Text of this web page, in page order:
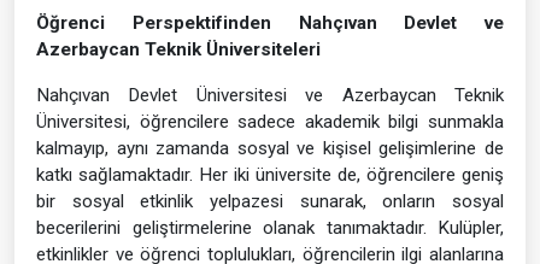
Öğrenci Perspektifinden Nahçıvan Devlet ve
Azerbaycan Teknik Üniversiteleri
Nahçıvan Devlet Üniversitesi ve Azerbaycan Teknik
Üniversitesi, öğrencilere sadece akademik bilgi sunmakla
kalmayıp, aynı zamanda sosyal ve kişisel gelişimlerine de
katkı sağlamaktadır. Her iki üniversite de, öğrencilere geniş
bir sosyal etkinlik yelpazesi sunarak, onların sosyal
becerilerini geliştirmelerine olanak tanımaktadır. Kulüpler,
etkinlikler ve öğrenci toplulukları, öğrencilerin ilgi alanlarına